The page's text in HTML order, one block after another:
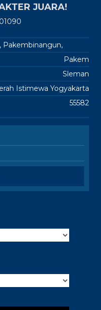
JUARA!
Pakembinangun,
Pakem
Sleman
Istimewa Yogyakarta
55582